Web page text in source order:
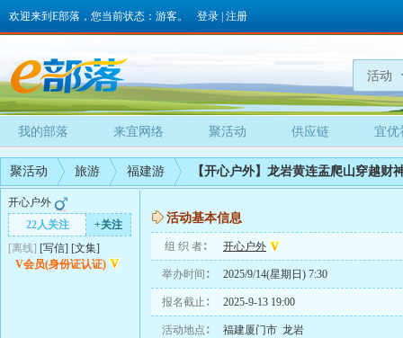
欢迎来到E部落，您当前状态：游客。 登录 注册
活动
我的部落 来宜网络 聚活动 供应链 宜优
聚活动 旅游 福建游 【开心户外】龙岩黄连盂爬山穿越财
开心户外
22人关注
+关注
[离线] [写信] [文集]
V会员(身份证认证)
活动基本信息
组 织 者∶ 开心户外
举办时间∶ 2025/9/14(星期日) 7:30
报名截止∶ 2025-9-13 19:00
活动地点∶ 福建厦门市 龙岩